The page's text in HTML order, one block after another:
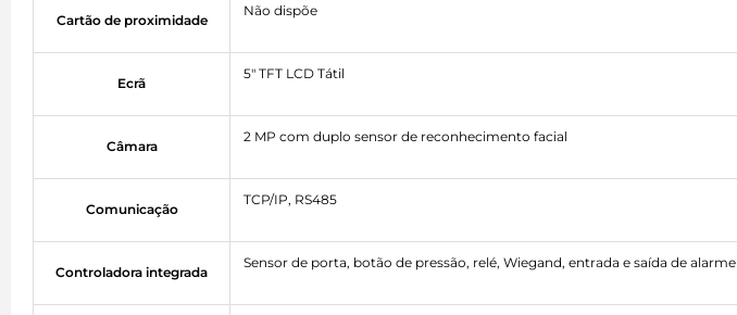
Cartão de proximidade
Não dispõe
Ecrã
5" TFT LCD Tátil
Câmara
2 MP com duplo sensor de reconhecimento facial
Comunicação
TCP/IP, RS485
Controladora integrada
Sensor de porta, botão de pressão, relé, Wiegand, entrada e saída de alarme